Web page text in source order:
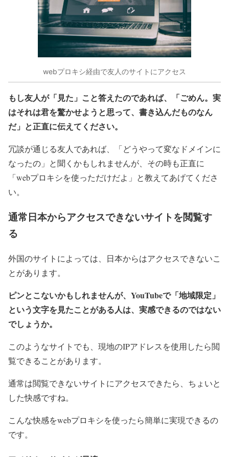
webプロキシ経由で友人のサイトにアクセス
もし友人が「見た」こと答えたのであれば、「ごめん。実
はそれは君を驚かせようと思って、書き込んだものなん
だ」と正直に伝えてください。
冗談が通じる友人であれば、「どうやって変なドメインに
なったの」と聞くかもしれませんが、その時も正直に
「webプロキシを使っただけだよ」と教えてあげてくださ
い。
通常日本からアクセスできないサイトを閲覧す
る
外国のサイトによっては、日本からはアクセスできないこ
とがあります。
ピンとこないかもしれませんが、YouTubeで「地域限定」
という文字を見たことがある人は、実感できるのではない
でしょうか。
このようなサイトでも、現地のIPアドレスを使用したら閲
覧できることがあります。
通常は閲覧できないサイトにアクセスできたら、ちょいと
した快感ですね。
こんな快感をwebプロキシを使ったら簡単に実現できるの
です。